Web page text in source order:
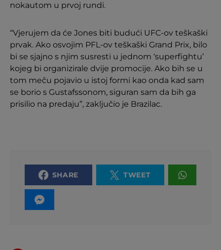
nokautom u prvoj rundi.
“Vjerujem da će Jones biti budući UFC-ov teškaški
prvak. Ako osvojim PFL-ov teškaški Grand Prix, bilo
bi se sjajno s njim susresti u jednom ‘superfightu’
kojeg bi organizirale dvije promocije. Ako bih se u
tom meču pojavio u istoj formi kao onda kad sam
se borio s Gustafssonom, siguran sam da bih ga
prisilio na predaju”, zaključio je Brazilac.
SHARE TWEET